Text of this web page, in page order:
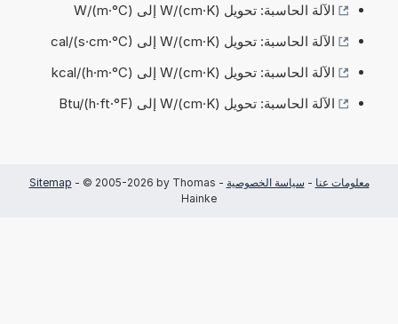
الآلة الحاسبة: تحويل W/(cm·K) إلى W/(m·°C)
الآلة الحاسبة: تحويل W/(cm·K) إلى cal/(s·cm·°C)
الآلة الحاسبة: تحويل W/(cm·K) إلى kcal/(h·m·°C)
الآلة الحاسبة: تحويل W/(cm·K) إلى Btu/(h·ft·°F)
معلومات عنا - سياسة الخصوصية -
Sitemap - © 2005-2026 by Thomas
Hainke